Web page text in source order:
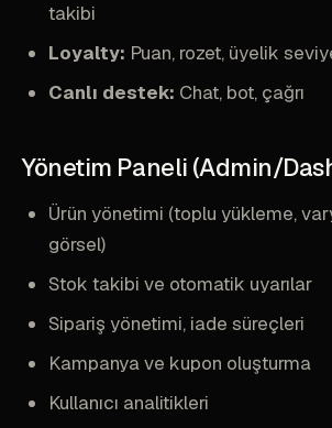
takibi
Loyalty: Puan, rozet, üyelik
Canlı destek: Chat, bot, çağrı
Yönetim Paneli (Admin/
Ürün yönetimi (toplu yükleme,
görsel)
Stok takibi ve otomatik uyarılar
Sipariş yönetimi, iade süreçleri
Kampanya ve kupon oluşturma
Kullanıcı analitikleri